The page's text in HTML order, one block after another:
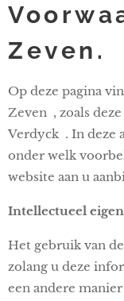
Zeven.
Op deze pagina
Zeven , zoals
Verdyck . In deze
onder welk
website aan u
Intellectueel
Het gebruik van
zolang u deze
een andere